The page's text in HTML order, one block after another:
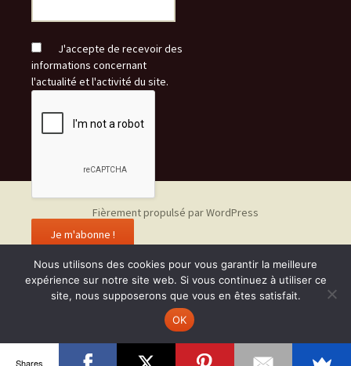
J'accepte de recevoir des
informations concernant
l'actualité et l'activité du site.
Fièrement propulsé par WordPress
Nous utilisons des cookies pour vous garantir la meilleure
expérience sur notre site web. Si vous continuez à utiliser ce
site, nous supposerons que vous en êtes satisfait.
OK
Shares